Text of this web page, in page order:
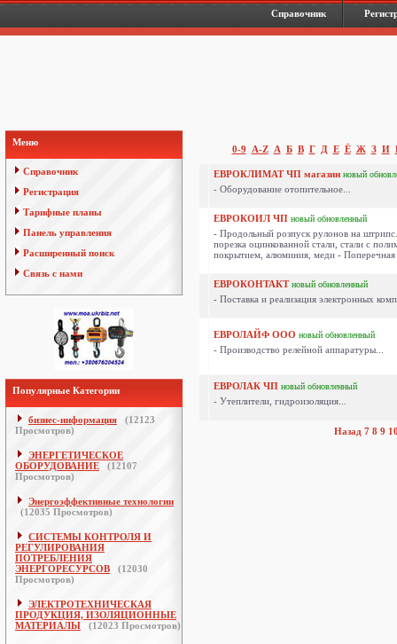
Справочник
Меню
Справочник
Регистрация
Тарифные планы
Панель управления
Расширенный поиск
Связь с нами
Популярные Категории
бизнес-информация (12123
Просмотров)
ЭНЕРГЕТИЧЕСКОЕ
ОБОРУДОВАНИЕ
(12107
Просмотров)
Энергоэффективные технологии
(12035 Просмотров)
СИСТЕМЫ КОНТРОЛЯ И
РЕГУЛИРОВАНИЯ
ПОТРЕБЛЕНИЯ
ЭНЕРГОРЕСУРСОВ
(12030
Просмотров)
ЭЛЕКТРОТЕХНИЧЕСКАЯ
ПРОДУКЦИЯ, ИЗОЛЯЦИОННЫЕ
МАТЕРИАЛЫ
(12023 Просмотров)
0-9 A-Z А Б В Г Д Е Ё Ж З И
ЕВРОКЛИМАТ ЧП магазин новый
- Оборудование отопительное...
ЕВРОКОИЛ ЧП новый обновленный
- Продольный розпуск рулонов на
порезка оцинкованной стали, стали с
покрытием, алюминия, меди - Поперечная
ЕВРОКОНТАКТновый обновленный
- Поставка и реализация электронных
ЕВРОЛАЙФ ООО новый обновленный
- Производство релейной аппаратуры...
ЕВРОЛАК ЧП новый обновленный
- Утеплители, гидроизоляция...
Назад 7 8 9